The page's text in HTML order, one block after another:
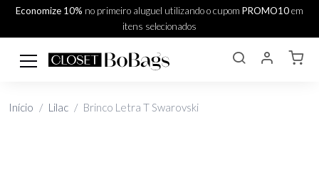
Economize 10% no primeiro aluguel utilizando o cupom PROMO10em
itens selecionados
Início Lilac Brinco Letra T Swarovski